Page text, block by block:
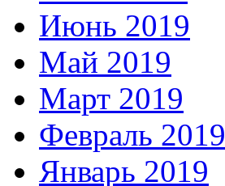
Июнь 2019
Май 2019
Март 2019
Февраль 2019
Январь 2019